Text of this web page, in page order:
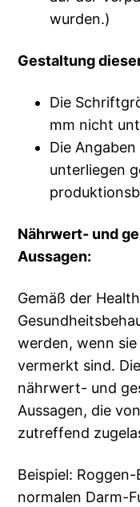
wurden.)
Gestaltung
Die
mm nicht
Die
unterliegen
Nährwert- und
Aussagen:
Gemäß der
werden, wenn
vermerkt sind.
nährwert- und
Aussagen, die
zutreffend
Beispiel:
normalen Darm-